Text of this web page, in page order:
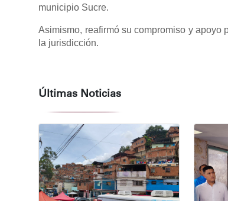
municipio Sucre.
Asimismo, reafirmó su compromiso y apoyo
la jurisdicción.
Últimas Noticias